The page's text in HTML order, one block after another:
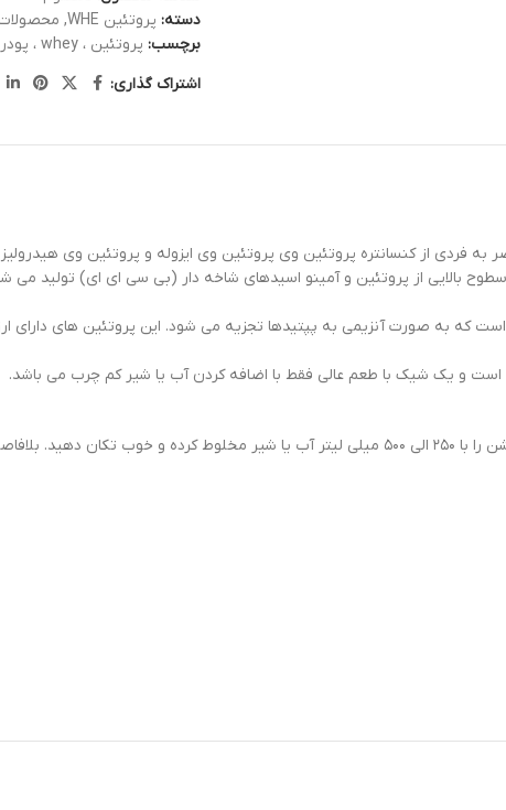
دسته: پروتئین WHE ,
برچسب: پروتئین ، whey ، پودر پروتئین
اشتراک گذاری:
به فردی از کنسانتره پروتئین وی پروتئین وی ایزوله و پروتئین وی
بالایی از پروتئین و آمینو اسیدهای شاخه دار (بی سی ای ای) تولید می
به صورت آنزیمی به پپتیدها تجزیه می شود. این پروتئین های دارای
است و یک شیک با طعم عالی فقط با اضافه کردن آب یا شیر کم چرب می باشد.